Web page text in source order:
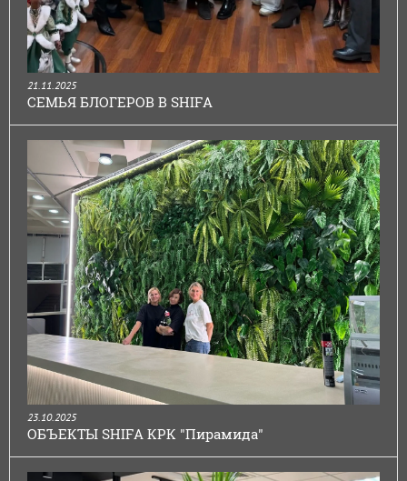
21.11.2025
СЕМЬЯ БЛОГЕРОВ В SHIFA
23.10.2025
ОБЪЕКТЫ SHIFA КРК "Пирамида"